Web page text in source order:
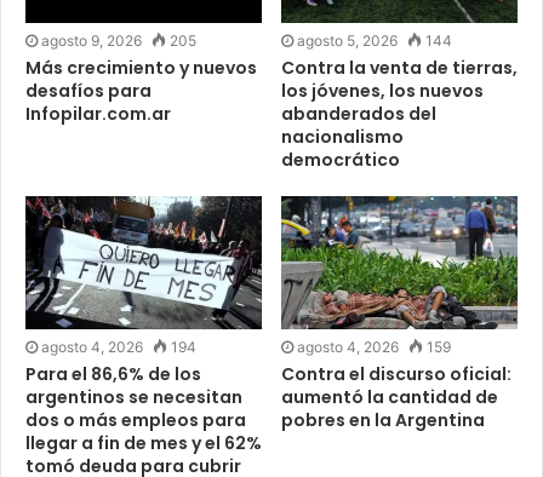
agosto 9, 2026 205
Más crecimiento y nuevos
desafíos para
Infopilar.com.ar
agosto 5, 2026 144
Contra la venta de tierras,
los jóvenes, los nuevos
abanderados del
nacionalismo
democrático
agosto 4, 2026 194
Para el 86,6% de los
argentinos se necesitan
dos o más empleos para
llegar a fin de mes y el 62%
tomó deuda para cubrir
agosto 4, 2026 159
Contra el discurso oficial:
aumentó la cantidad de
pobres en la Argentina